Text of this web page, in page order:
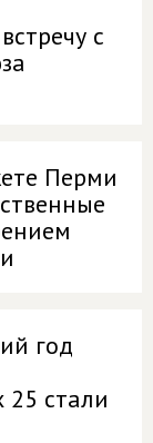
с
Перми
год
25 стали